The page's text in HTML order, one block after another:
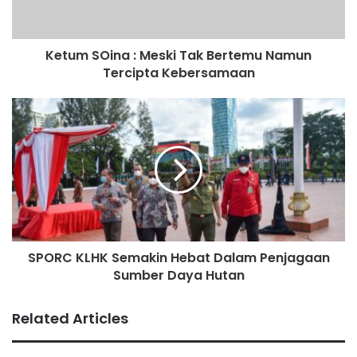
Namun merujuk berita acara musyawarah penyelesaian di
Ketum SOina : Meski Tak Bertemu Namun
Tercipta Kebersamaan
SPORC KLHK Semakin Hebat Dalam Penjagaan
Sumber Daya Hutan
Related Articles